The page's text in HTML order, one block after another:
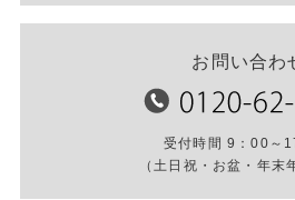
お問い合わ
受付時間 9：00～
（土日祝・お盆・年末